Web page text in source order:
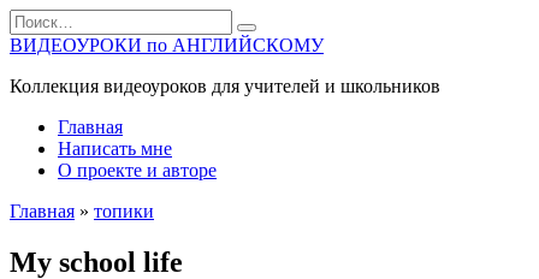
Перейти
к
содержанию
Search
for:
ВИДЕОУРОКИ по АНГЛИЙСКОМУ
Коллекция видеоуроков для учителей и школьников
Главная
Написать мне
О проекте и авторе
Главная » топики
My school life